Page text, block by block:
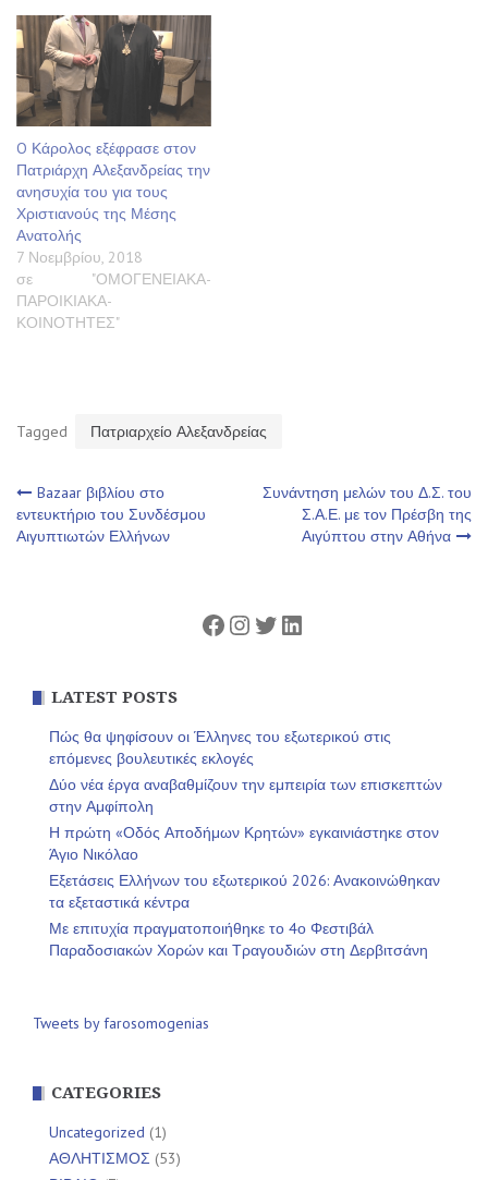
O Κάρολος εξέφρασε στον
Πατριάρχη Αλεξανδρείας την
ανησυχία του για τους
Χριστιανούς της Μέσης
Ανατολής
7 Νοεμβρίου, 2018
σε "ΟΜΟΓΕΝΕΙΑΚΑ-
ΠΑΡΟΙΚΙΑΚΑ-
ΚΟΙΝΟΤΗΤΕΣ"
Tagged Πατριαρχείο Αλεξανδρείας
Πλοήγηση
άρθρων
Bazaar βιβλίου στο
εντευκτήριο του Συνδέσμου
Αιγυπτιωτών Ελλήνων
Συνάντηση μελών του Δ.Σ. του
Σ.Α.Ε. με τον Πρέσβη της
Αιγύπτου στην Αθήνα
Facebook
Instagram
Twitter
Linkedin
LATEST POSTS
Πώς θα ψηφίσουν οι Έλληνες του εξωτερικού στις
επόμενες βουλευτικές εκλογές
Δύο νέα έργα αναβαθμίζουν την εμπειρία των επισκεπτών
στην Αμφίπολη
Η πρώτη «Οδός Αποδήμων Κρητών» εγκαινιάστηκε στον
Άγιο Νικόλαο
Εξετάσεις Ελλήνων του εξωτερικού 2026: Ανακοινώθηκαν
τα εξεταστικά κέντρα
Με επιτυχία πραγματοποιήθηκε το 4ο Φεστιβάλ
Παραδοσιακών Χορών και Τραγουδιών στη Δερβιτσάνη
Tweets by farosomogenias
CATEGORIES
Uncategorized (1)
ΑΘΛΗΤΙΣΜΟΣ (53)